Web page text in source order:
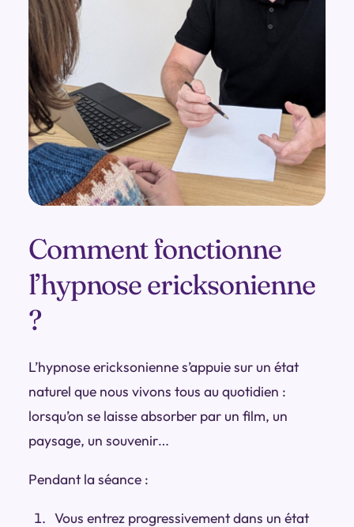
Comment fonctionne
l’hypnose ericksonienne
?
L’hypnose ericksonienne s’appuie sur un état
naturel que nous vivons tous au quotidien :
lorsqu’on se laisse absorber par un film, un
paysage, un souvenir…
Pendant la séance :
Vous entrez progressivement dans unétat